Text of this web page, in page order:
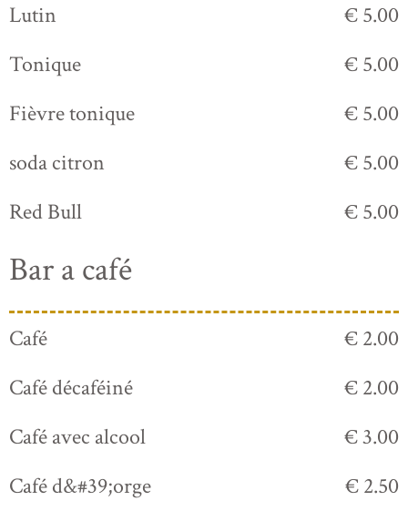
Lutin
€ 5.00
Tonique
€ 5.00
Fièvre tonique
€ 5.00
soda citron
€ 5.00
Red Bull
€ 5.00
Bar a café
Café
€ 2.00
Café décaféiné
€ 2.00
Café avec alcool
€ 3.00
Café d&#39;orge
€ 2.50